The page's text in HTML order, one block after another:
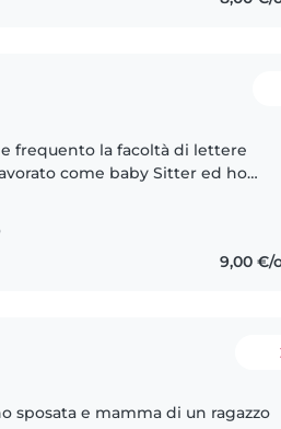
e frequento la facoltà di lettere
come baby Sitter ed ho
9,00 €/
sposata e mamma di un ragazzo